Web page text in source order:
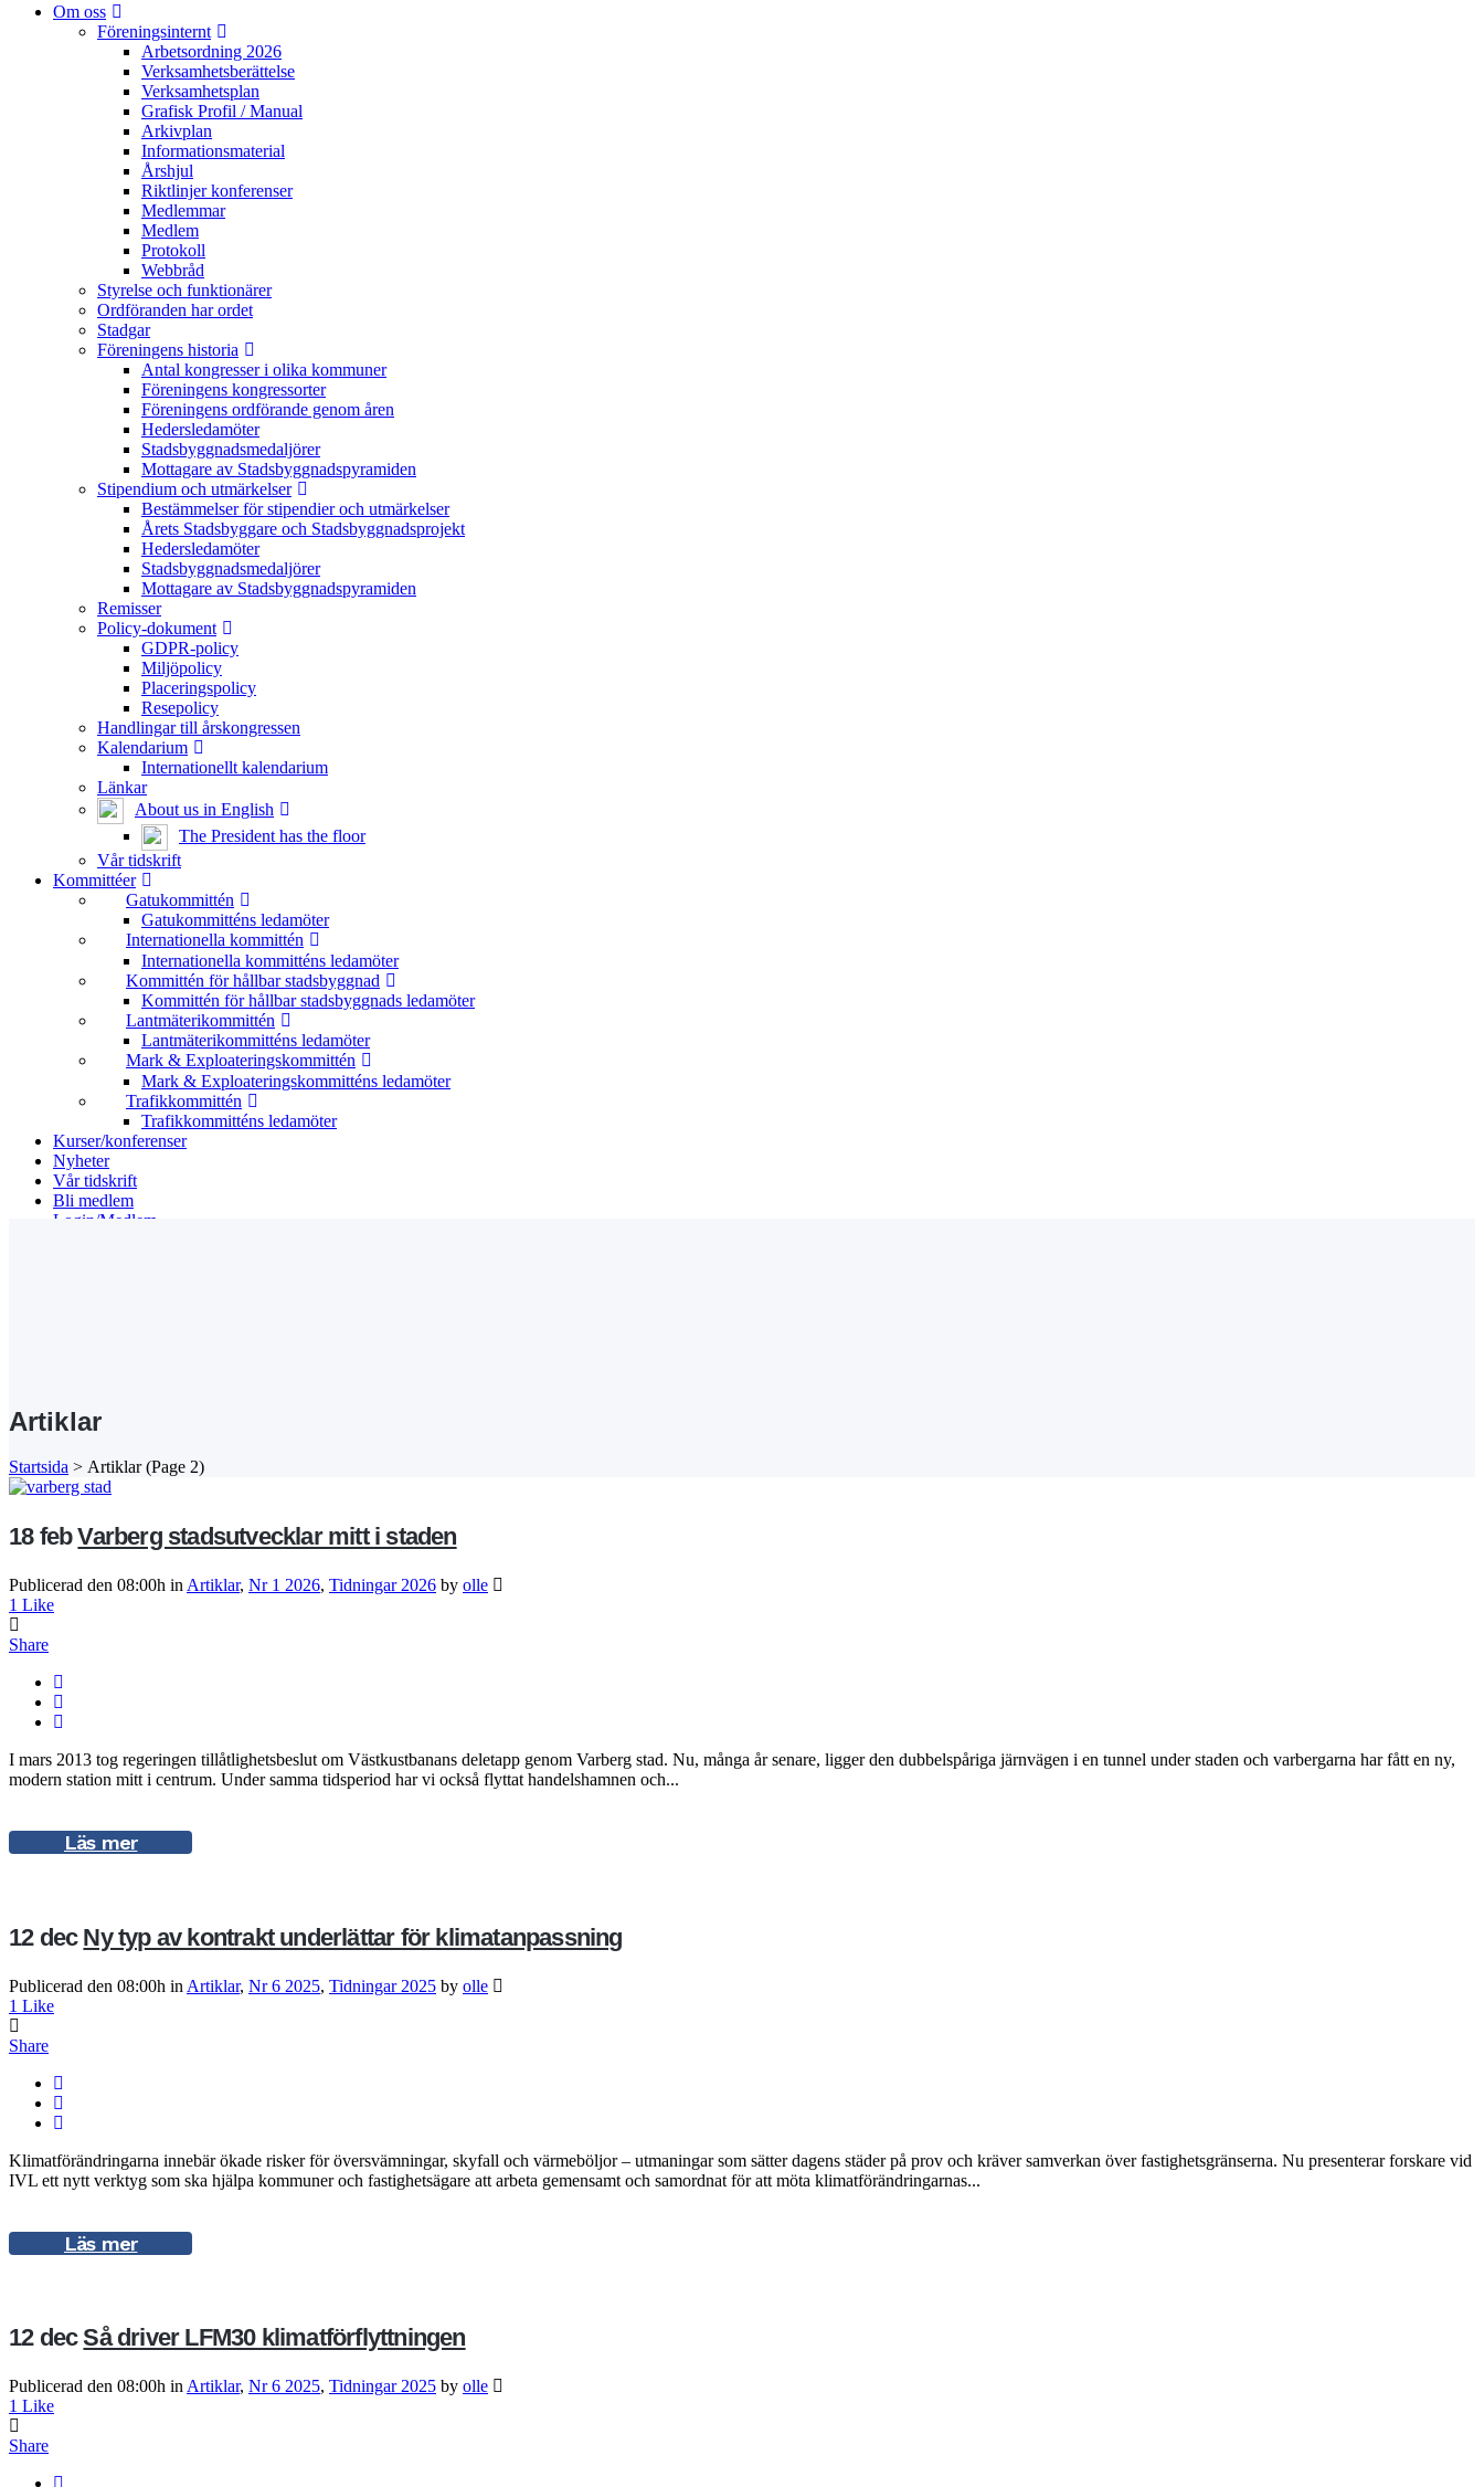
Om oss
Föreningsinternt
Arbetsordning 2026
Verksamhetsberättelse
Verksamhetsplan
Grafisk Profil / Manual
Arkivplan
Informationsmaterial
Årshjul
Riktlinjer konferenser
Medlemmar
Medlem
Protokoll
Webbråd
Styrelse och funktionärer
Ordföranden har ordet
Stadgar
Föreningens historia
Antal kongresser i olika kommuner
Föreningens kongressorter
Föreningens ordförande genom åren
Hedersledamöter
Stadsbyggnadsmedaljörer
Mottagare av Stadsbyggnadspyramiden
Stipendium och utmärkelser
Bestämmelser för stipendier och utmärkelser
Årets Stadsbyggare och Stadsbyggnadsprojekt
Hedersledamöter
Stadsbyggnadsmedaljörer
Mottagare av Stadsbyggnadspyramiden
Remisser
Policy-dokument
GDPR-policy
Miljöpolicy
Placeringspolicy
Resepolicy
Handlingar till årskongressen
Kalendarium
Internationellt kalendarium
Länkar
About us in English
The President has the floor
Vår tidskrift
Kommittéer
Gatukommittén
Gatukommitténs ledamöter
Internationella kommittén
Internationella kommitténs ledamöter
Kommittén för hållbar stadsbyggnad
Kommittén för hållbar stadsbyggnads ledamöter
Lantmäterikommittén
Lantmäterikommitténs ledamöter
Mark & Exploateringskommittén
Mark & Exploateringskommitténs ledamöter
Trafikkommittén
Trafikkommitténs ledamöter
Kurser/konferenser
Nyheter
Vår tidskrift
Bli medlem
Login/Medlem
Artiklar
Startsida > Artiklar(Page 2)
18 feb Varberg stadsutvecklar mitt i staden
Publicerad den 08:00h inArtiklar, Nr 1 2026, Tidningar 2026 by olle
1 Like
Share
I mars 2013 tog regeringen tillåtlighetsbeslut om Västkustbanans deletapp genom Varberg stad. Nu, många år senare, ligger den dubbelspåriga järnvägen i en tunnel under staden och varbergarna har fått en ny,
modern station mitt i centrum. Under samma tidsperiod har vi också flyttat handelshamnen och...
Läs mer
12 dec Ny typ av kontrakt underlättar för klimatanpassning
Publicerad den 08:00h in Artiklar, Nr 6 2025, Tidningar 2025 by olle
1 Like
Share
Klimatförändringarna innebär ökade risker för översvämningar, skyfall och värmeböljor – utmaningar som sätter dagens städer på prov och kräver samverkan över fastighets­gränserna. Nu presenterar forskare vid
IVL ett nytt verktyg som ska hjälpa kommuner och fastighetsägare att arbeta gemensamt och samordnat för att möta klimatförändringarnas...
Läs mer
12 dec Så driver LFM30 klimatförflyttningen
Publicerad den 08:00h inArtiklar, Nr 6 2025, Tidningar 2025 by olle
1 Like
Share